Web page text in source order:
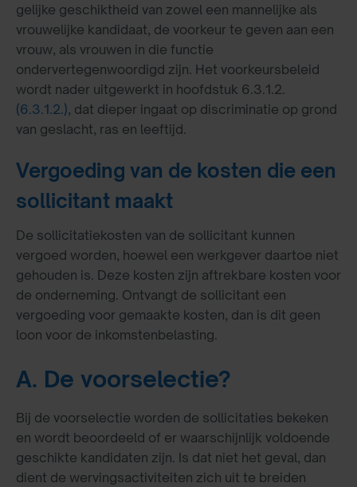
gelijke geschiktheid van zowel een mannelijke als
vrouwelijke kandidaat, de voorkeur te geven aan een
vrouw, als vrouwen in die functie
ondervertegenwoordigd zijn. Het voorkeursbeleid
wordt nader uitgewerkt in hoofdstuk 6.3.1.2.
(6.3.1.2.), dat dieper ingaat op discriminatie op grond
van geslacht, ras en leeftijd.
Vergoeding van de kosten die een
sollicitant maakt
De sollicitatiekosten van de sollicitant kunnen
vergoed worden, hoewel een werkgever daartoe niet
gehouden is. Deze kosten zijn aftrekbare kosten voor
de onderneming. Ontvangt de sollicitant een
vergoeding voor gemaakte kosten, dan is dit geen
loon voor de inkomstenbelasting.
A. De voorselectie?
Bij de voorselectie worden de sollicitaties bekeken
en wordt beoordeeld of er waarschijnlijk voldoende
geschikte kandidaten zijn. Is dat niet het geval, dan
dient de wervingsactiviteiten zich uit te breiden